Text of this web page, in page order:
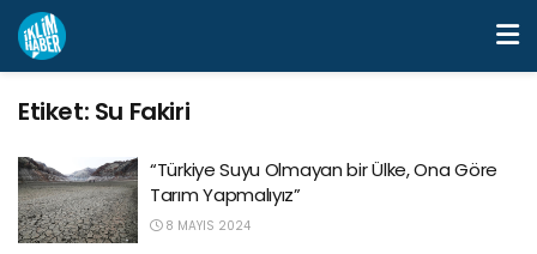
Etiket: Su Fakiri
“Türkiye Suyu Olmayan bir Ülke, Ona Göre
Tarım Yapmalıyız”
8 MAYIS 2024